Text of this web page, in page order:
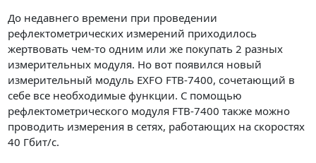
До недавнего времени при проведении
рефлектометрических измерений приходилось
жертвовать чем-то одним или же покупать 2 разных
измерительных модуля. Но вот появился новый
измерительный модуль EXFO FTB-7400, сочетающий в
себе все необходимые функции. С помощью
рефлектометрического модуля FTB-7400 также можно
проводить измерения в сетях, работающих на скоростях
40 Гбит/с.